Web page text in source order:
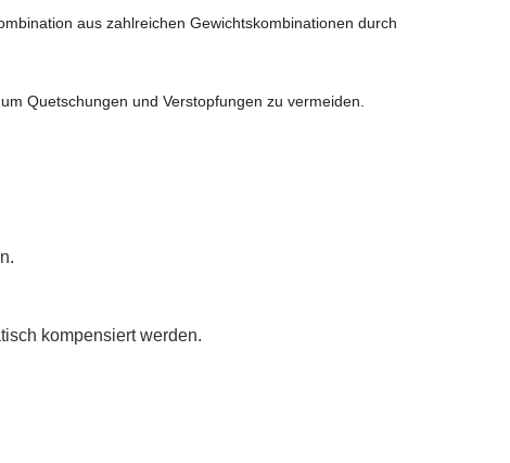
aus zahlreichen Gewichtskombinationen durch
Quetschungen und Verstopfungen zu vermeiden.
kompensiert werden.